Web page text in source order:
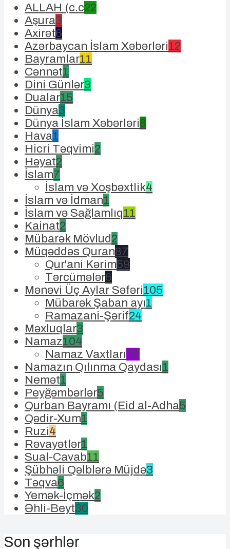
ALLAH (c.c22
Aşura3
Axirət6
Azərbaycan İslam Xəbərləri12
Bayramlar11
Cənnət1
Dini Günlər3
Dualar15
Dünya3
Dünya İslam Xəbərləri8
Hava1
Hicri Təqvimi2
Həyat2
İslam7
İslam və Xoşbəxtlik4
İslam və İdman1
İslam və Sağlamlıq11
Kainat2
Mübarək Mövlud2
Müqəddəs Quran87
Qur'ani Kərim59
Tərcümələr6
Mənəvi Üç Aylar Səfəri105
Mübarək Şaban ayı1
Ramazani-Şərif24
Məxluqlar3
Namaz104
Namaz Vaxtları85
Namazın Qılınma Qaydası1
Nemət1
Peyğəmbərlər5
Qurban Bayramı (Eid al-Adha5
Qədir-Xum1
Ruzi4
Rəvayətlər1
Sual-Cavab11
Şübhəli Qəlblərə Müjdə3
Təqva6
Yemək-İçmək2
Əhli-Beyt30
Son şərhlər